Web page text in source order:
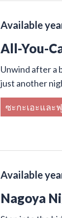
Available
All-You-
Unwind after a
just another
ซะกะเอะและ
Available
Nagoya